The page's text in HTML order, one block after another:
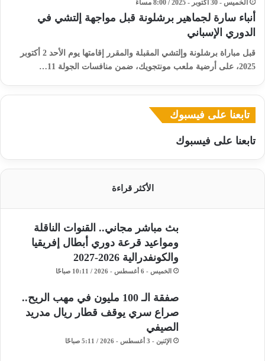
الخميس - 30 أكتوبر - 2025 / 8:00 مساءً
أنباء سارة لجماهير برشلونة قبل مواجهة إلتشي في
الدوري الإسباني
قبل مباراة برشلونة وإلتشي المقبلة والمقرر إقامتها يوم الأحد 2 أكتوبر
2025، على أرضية ملعب مونتجويك، ضمن منافسات الجولة 11…
تابعنا على فيسبوك
تابعنا على فيسبوك
الأكثر قراءة
بث مباشر مجاني.. القنوات الناقلة
ومواعيد قرعة دوري أبطال إفريقيا
والكونفدرالية 2026-2027
الخميس - 6 أغسطس - 2026 / 10:11 صباحًا
صفقة الـ 100 مليون في مهب الريح..
صراع سري يوقف قطار ريال مدريد
الصيفي
الإثنين - 3 أغسطس - 2026 / 5:11 صباحًا